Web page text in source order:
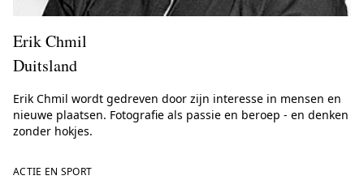
Erik Chmil
Duitsland
Erik Chmil wordt gedreven door zijn interesse in mensen en
nieuwe plaatsen. Fotografie als passie en beroep - en denken
zonder hokjes.
ACTIE EN SPORT